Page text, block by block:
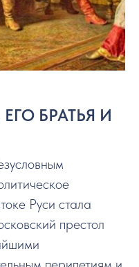
БРАТЬЯ И
Руси стала
престол